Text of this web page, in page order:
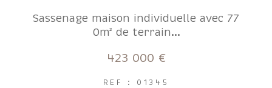
Sassenage maison individuelle avec 77
0m² de terrain...
423 000 €
REF : 01345